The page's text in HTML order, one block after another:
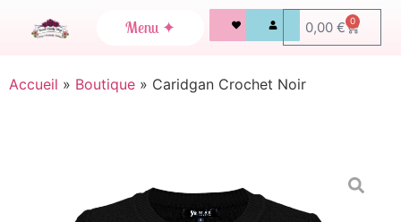
0,00 € 0
Accueil » Boutique » Caridgan Crochet Noir